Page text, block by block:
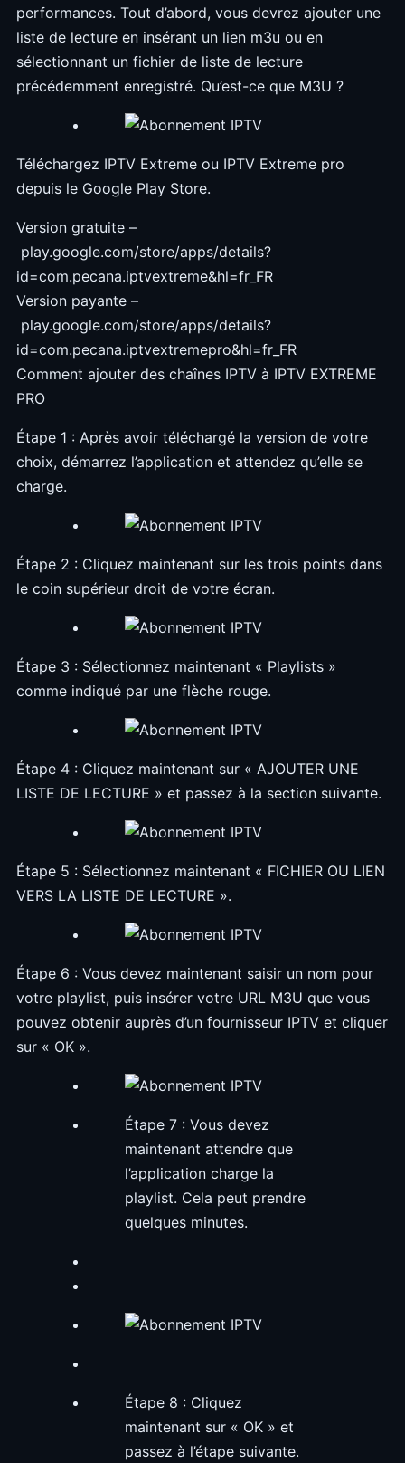
performances. Tout d’abord, vous devrez ajouter une
liste de lecture en insérant un lien m3u ou en
sélectionnant un fichier de liste de lecture
précédemment enregistré. Qu’est-ce que M3U ?
Téléchargez IPTV Extreme ou IPTV Extreme pro
depuis le Google Play Store.
Version gratuite –
play.google.com/store/apps/details?
id=com.pecana.iptvextreme&hl=fr_FR
Version payante –
play.google.com/store/apps/details?
id=com.pecana.iptvextremepro&hl=fr_FR
Comment ajouter des chaînes IPTV à IPTV EXTREME
PRO
Étape 1 : Après avoir téléchargé la version de votre
choix, démarrez l’application et attendez qu’elle se
charge.
Étape 2 : Cliquez maintenant sur les trois points dans
le coin supérieur droit de votre écran.
Étape 3 : Sélectionnez maintenant « Playlists »
comme indiqué par une flèche rouge.
Étape 4 : Cliquez maintenant sur « AJOUTER UNE
LISTE DE LECTURE » et passez à la section suivante.
Étape 5 : Sélectionnez maintenant « FICHIER OU LIEN
VERS LA LISTE DE LECTURE ».
Étape 6 : Vous devez maintenant saisir un nom pour
votre playlist, puis insérer votre URL M3U que vous
pouvez obtenir auprès d’un fournisseur IPTV et cliquer
sur « OK ».
Étape 7 : Vous devez
maintenant attendre que
l’application charge la
playlist. Cela peut prendre
quelques minutes.
Étape 8 : Cliquez
maintenant sur « OK » et
passez à l’étape suivante.